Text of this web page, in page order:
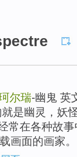
尔瑞-幽鬼 英
是幽灵，妖
常在各种故
画面的画家